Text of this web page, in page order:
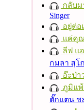
กลับม
Singer
อยู่ต่อ
แค่คุ
ลีฟ แอ
กมลา สุโ
อ๊ะป่า
ภูมิแพ้
ตั๊กแตน ช